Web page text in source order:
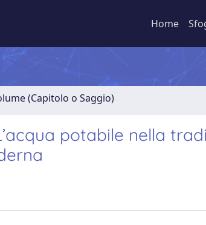
Home
(Capitolo o Saggio)
potabile nella